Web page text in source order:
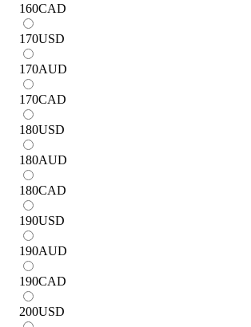
160CAD
170USD
170AUD
170CAD
180USD
180AUD
180CAD
190USD
190AUD
190CAD
200USD